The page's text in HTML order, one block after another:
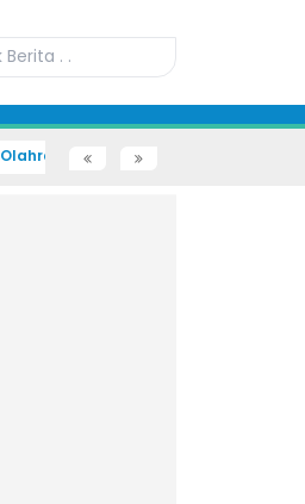
Olahraga Sains dan Teknologi